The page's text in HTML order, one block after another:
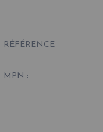
RÉFÉRENCE
MPN :